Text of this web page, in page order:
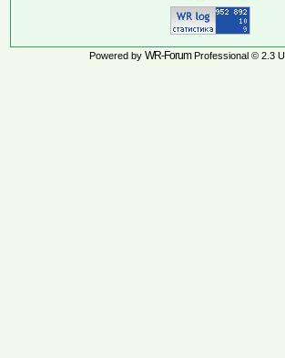
Powered by WR-ForumProfessional © 2.3